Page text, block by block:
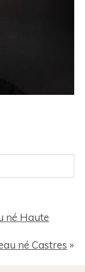
né Haute
né Castres »